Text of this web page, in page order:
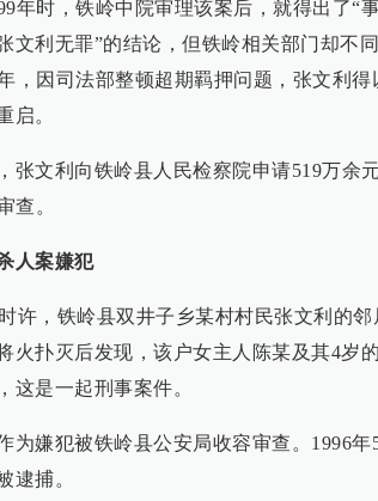
年时，铁岭中院审理该案后，就得出了“
文利无罪”的结论，但铁岭相关部门却不
，因司法部整顿超期羁押问题，张文利得
启。
张文利向铁岭县人民检察院申请519万余
查。
人案嫌犯
许，铁岭县双井子乡某村村民张文利的
火扑灭后发现，该户女主人陈某及其4岁
这是一起刑事案件。
为嫌犯被铁岭县公安局收容审查。1996年
逮捕。